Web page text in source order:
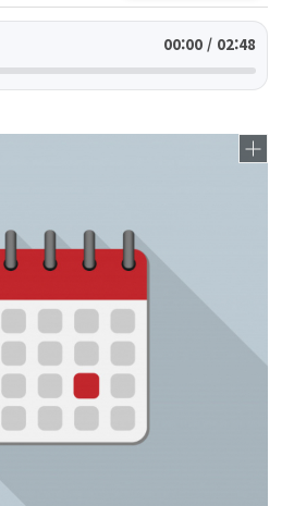
00:00 / 02:48